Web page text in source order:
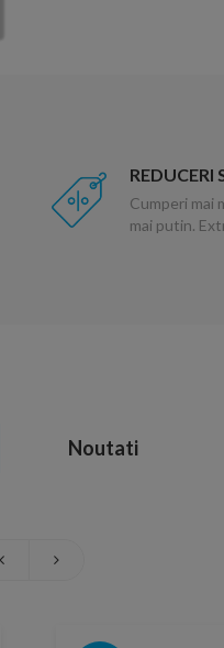
REDUCERI
Cumperi mai
mai putin.
Noutati